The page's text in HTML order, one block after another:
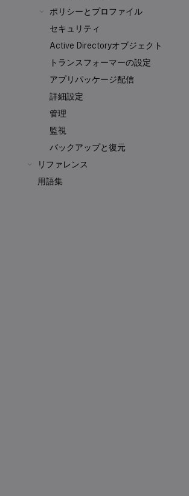
ポリシーとプロファイル
セキュリティ
Active Directoryオブジェクト
トランスフォーマーの設定
アプリパッケージ配信
詳細設定
管理
監視
バックアップと復元
リファレンス
用語集